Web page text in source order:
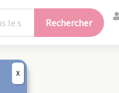
Rechercher
X